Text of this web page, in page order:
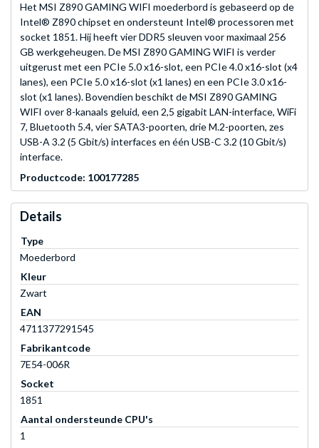
Het MSI Z890 GAMING WIFI moederbord is gebaseerd op de
Intel® Z890 chipset en ondersteunt Intel® processoren met
socket 1851. Hij heeft vier DDR5 sleuven voor maximaal 256
GB werkgeheugen. De MSI Z890 GAMING WIFI is verder
uitgerust met een PCIe 5.0 x16-slot, een PCIe 4.0 x16-slot (x4
lanes), een PCIe 5.0 x16-slot (x1 lanes) en een PCIe 3.0 x16-
slot (x1 lanes). Bovendien beschikt de MSI Z890 GAMING
WIFI over 8-kanaals geluid, een 2,5 gigabit LAN-interface, WiFi
7, Bluetooth 5.4, vier SATA3-poorten, drie M.2-poorten, zes
USB-A 3.2 (5 Gbit/s) interfaces en één USB-C 3.2 (10 Gbit/s)
interface.
Productcode: 100177285
Details
Type
Moederbord
Kleur
Zwart
EAN
4711377291545
Fabrikantcode
7E54-006R
Socket
1851
Aantal ondersteunde CPU's
1